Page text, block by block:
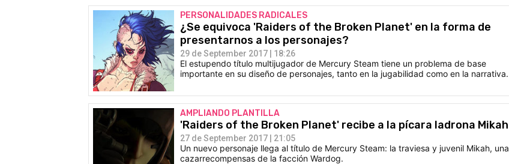
PERSONALIDADES RADICALES
¿Se equivoca 'Raiders of the Broken Planet' en la forma de
presentarnos a los personajes?
29 de September 2017 | 18:26
El estupendo título multijugador de Mercury Steam tiene un problema de base
importante en su diseño de personajes, tanto en la jugabilidad como en la narrativa.
AMPLIANDO PLANTILLA
'Raiders of the Broken Planet' recibe a la pícara ladrona Mikah
27 de September 2017 | 21:05
Un nuevo personaje llega al título de Mercury Steam: la traviesa y juvenil Mikah, una
cazarrecompensas de la facción Wardog.